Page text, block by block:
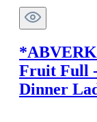
Fruit Full
Dinner